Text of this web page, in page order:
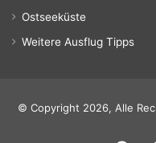
Ostseeküste
Weitere Ausflug Tipps
© Copyright 2026, Alle